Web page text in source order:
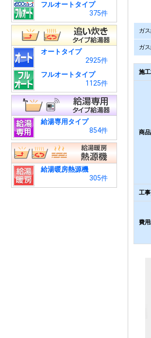
フルオートタイプ
375件
オートタイプ
2925件
フルオートタイプ
1125件
給湯専用タイプ
854件
給湯暖房熱源機
305件
ガ
ガ
施
商
工
費